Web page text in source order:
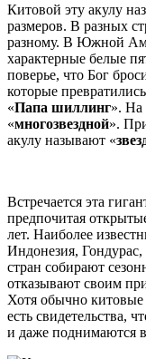
Китовой эту акулу
размеров. В разных
разному. В Южной
характерные белые
поверье, что Бог
которые
«Папа шиллинг». На
«многозвездной».
акулу называют «
Встречается эта
предпочитая
лет. Наиболее
Индонезия,
стран собирают
отказывают своим
Хотя обычно
есть свидетельства,
и даже поднимаются